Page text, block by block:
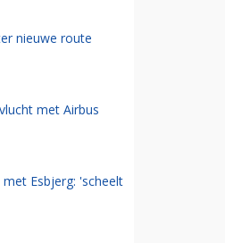
nieuwe route
met Airbus
Esbjerg: 'scheelt